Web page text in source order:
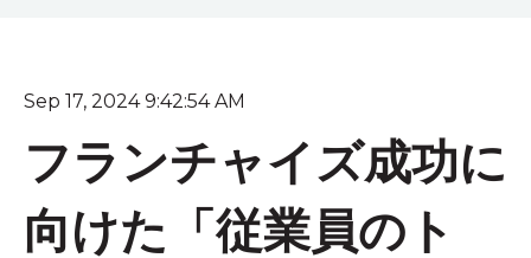
Sep 17, 2024 9:42:54 AM
フランチャイズ成功に
向けた「従業員のト